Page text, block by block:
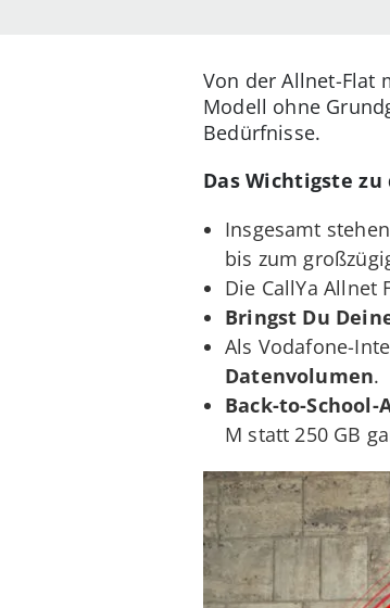
Von der Allnet-Flat
Modell ohne
Bedürfnisse.
Das Wichtigste
Insgesamt
bis zum
Die CallYa Allnet
Bringst Du
Als Vodafone-
Datenvolumen.
Back-to-School-
M statt 250 GB